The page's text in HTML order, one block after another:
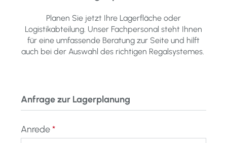
Planen Sie jetzt Ihre Lagerfläche oder
Logistikabteilung. Unser Fachpersonal steht Ihnen
für eine umfassende Beratung zur Seite und hilft
auch bei der Auswahl des richtigen Regalsystemes.
Anfrage zur Lagerplanung
Anrede*